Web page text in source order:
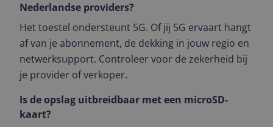
Nederlandse providers?
Het toestel ondersteunt 5G. Of jij 5G ervaart hangt
af van je abonnement, de dekking in jouw regio en
netwerksupport. Controleer voor de zekerheid bij
je provider of verkoper.
Is de opslag uitbreidbaar met een microSD-
kaart?